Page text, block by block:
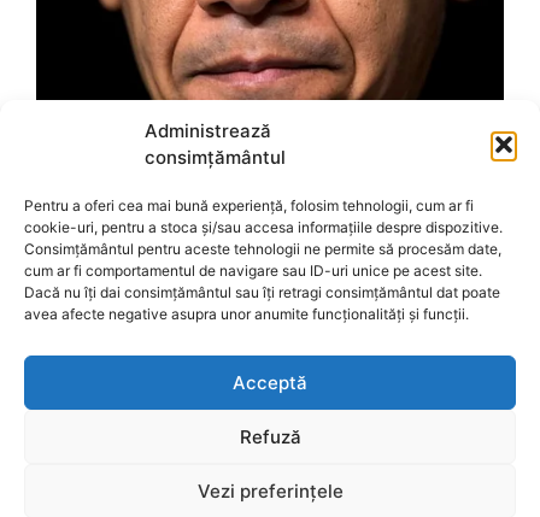
Administrează
consimțământul
Pentru a oferi cea mai bună experiență, folosim tehnologii, cum ar fi
cookie-uri, pentru a stoca și/sau accesa informațiile despre dispozitive.
Consimțământul pentru aceste tehnologii ne permite să procesăm date,
cum ar fi comportamentul de navigare sau ID-uri unice pe acest site.
Dacă nu îți dai consimțământul sau îți retragi consimțământul dat poate
avea afecte negative asupra unor anumite funcționalități și funcții.
Acceptă
Refuză
Vezi preferințele